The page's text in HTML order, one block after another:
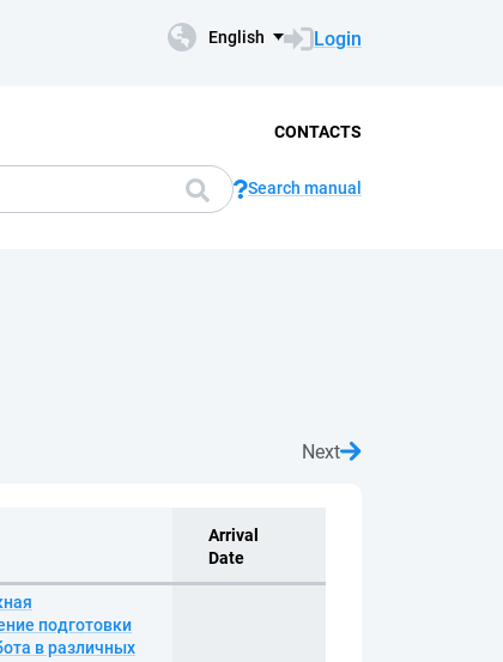
English Login
CONTACTS
Search manual
Next
Arrival
Date
подготовки
в различных